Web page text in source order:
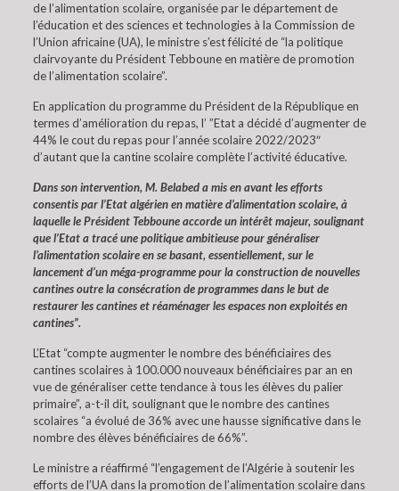
de l’alimentation scolaire, organisée par le département de
l’éducation et des sciences et technologies à la Commission de
l’Union africaine (UA), le ministre s’est félicité de “la politique
clairvoyante du Président Tebboune en matière de promotion
de l’alimentation scolaire”.
En application du programme du Président de la République en
termes d’amélioration du repas, l’ ”Etat a décidé d’augmenter de
44% le cout du repas pour l’année scolaire 2022/2023″
d’autant que la cantine scolaire complète l’activité éducative.
Dans son intervention, M. Belabed a mis en avant les efforts
consentis par l’Etat algérien en matière d’alimentation scolaire, à
laquelle le Président Tebboune accorde un intérêt majeur, soulignant
que l’Etat a tracé une politique ambitieuse pour généraliser
l’alimentation scolaire en se basant, essentiellement, sur le
lancement d’un méga-programme pour la construction de nouvelles
cantines outre la consécration de programmes dans le but de
restaurer les cantines et réaménager les espaces non exploités en
cantines”.
L’Etat “compte augmenter le nombre des bénéficiaires des
cantines scolaires à 100.000 nouveaux bénéficiaires par an en
vue de généraliser cette tendance à tous les élèves du palier
primaire”, a-t-il dit, soulignant que le nombre des cantines
scolaires “a évolué de 36% avec une hausse significative dans le
nombre des élèves bénéficiaires de 66%”.
Le ministre a réaffirmé “l’engagement de l’Algérie à soutenir les
efforts de l’UA dans la promotion de l’alimentation scolaire dans